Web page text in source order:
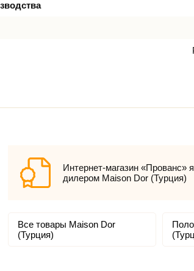
Интернет-магазин
дилером Maison Dor (Турция)
Все товары Maison Dor
(Турция)